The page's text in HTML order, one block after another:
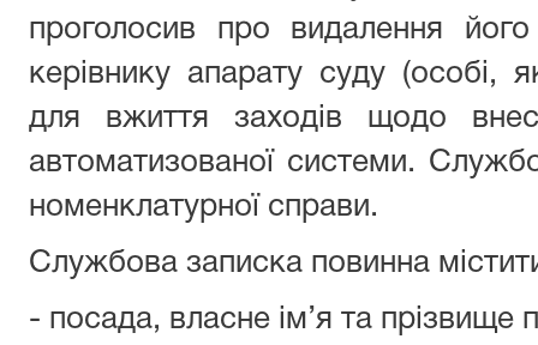
проголосив про видалення
керівнику апарату суду (особі,
для вжиття заходів щодо
автоматизованої системи.
номенклатурної справи.
Службова записка повинна
- посада, власне ім’я та прізвище